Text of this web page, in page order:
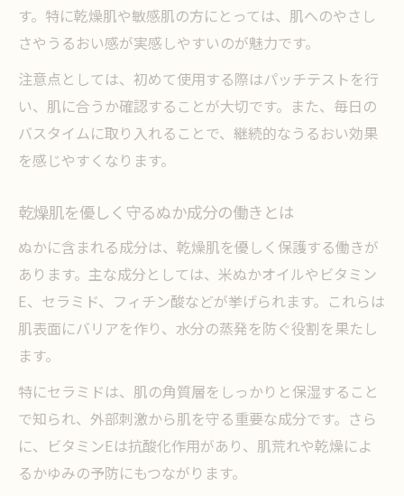
組み
皮膚科推奨ぬか入浴剤の安全性と効果
敏感肌おすすめのぬか入浴剤選びのコツ
お風呂上がりのカサカサ対策に役立つ方法
ぬか入浴剤でお風呂後の乾燥肌を防ぐコツ
カサカサ肌改善に役立つぬか保湿ケア実践
お風呂後もしっとり続くぬか入浴剤の使い
方
乾燥肌かゆみ止めにぬか配合入浴剤は有効
か
入浴後におすすめぬか入浴剤活用術を紹介
ぬか入浴剤で叶える乾燥肌女性の新習慣
毎日のバスタイムにおすすめのぬか保湿法
乾燥肌女性が支持するぬか配合入浴剤の魅
す。特に乾燥肌や敏感肌の方にとっては、肌へのやさし
さやうるおい感が実感しやすいのが魅力です。
注意点としては、初めて使用する際はパッチテストを行
い、肌に合うか確認することが大切です。また、毎日の
バスタイムに取り入れることで、継続的なうるおい効果
を感じやすくなります。
乾燥肌を優しく守るぬか成分の働きとは
ぬかに含まれる成分は、乾燥肌を優しく保護する働きが
あります。主な成分としては、米ぬかオイルやビタミン
E、セラミド、フィチン酸などが挙げられます。これらは
肌表面にバリアを作り、水分の蒸発を防ぐ役割を果たし
ます。
特にセラミドは、肌の角質層をしっかりと保湿すること
で知られ、外部刺激から肌を守る重要な成分です。さら
に、ビタミンEは抗酸化作用があり、肌荒れや乾燥によ
るかゆみの予防にもつながります。